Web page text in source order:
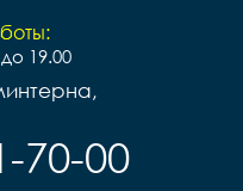
19.00
70-00